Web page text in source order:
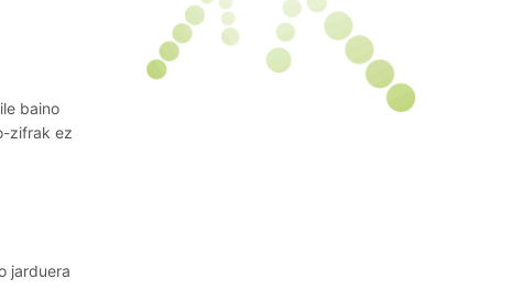
baino
zifrak ez
jarduera